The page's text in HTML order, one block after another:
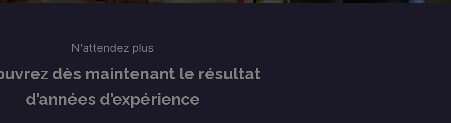
N'attendez plus
dès maintenant le résultat
d’années d’expérience